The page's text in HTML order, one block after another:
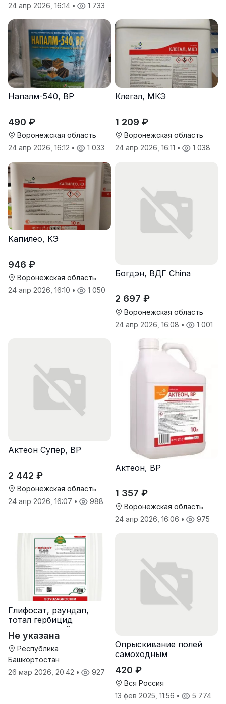
24 апр 2026, 16:14 • 1 733
Напалм-540, ВР
490 ₽
Воронежская область
24 апр 2026, 16:12 • 1 033
Клегал, МКЭ
1 209 ₽
Воронежская область
24 апр 2026, 16:11 • 1 038
Капилео, КЭ
946 ₽
Воронежская область
24 апр 2026, 16:10 • 1 050
Богдэн, ВДГ China
2 697 ₽
Воронежская область
24 апр 2026, 16:08 • 1 001
Актеон Супер, ВР
2 442 ₽
Воронежская область
24 апр 2026, 16:07 • 988
Актеон, ВР
1 357 ₽
Воронежская область
24 апр 2026, 16:06 • 975
Глифосат, раундап,
тотал гербицид
сплошного действия
Не указана
Республика
Башкортостан
26 мар 2026, 20:42 • 927
Опрыскивание полей
самоходным
Туман-2
420 ₽
Вся Россия
13 фев 2025, 11:56 • 5 774